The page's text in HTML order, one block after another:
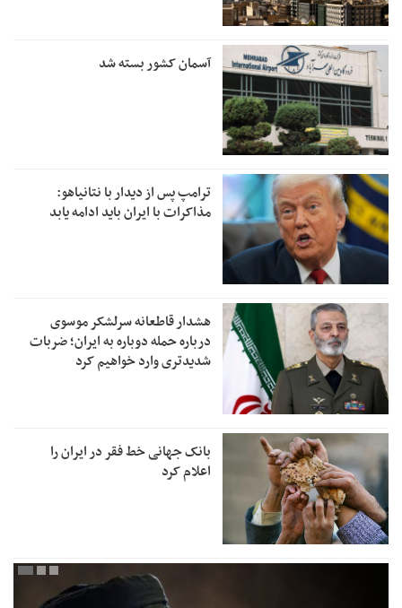
آسمان کشور بسته شد
ترامپ پس از دیدار با نتانیاهو:
مذاکرات با ایران باید ادامه یابد
هشدار قاطعانه سرلشکر موسوی
درباره حمله دوباره به ایران؛ ضربات
شدیدتری وارد خواهیم کرد
بانک جهانی خط فقر در ایران را
اعلام کرد